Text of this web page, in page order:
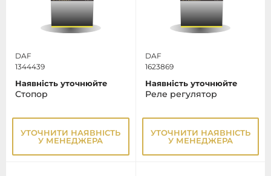
DAF
1344439
Наявність уточнюйте
Стопор
УТОЧНИТИ НАЯВНІСТЬ
У МЕНЕДЖЕРА
DAF
1623869
Наявність уточнюйте
Реле регулятор
УТОЧНИТИ НАЯВНІСТЬ
У МЕНЕДЖЕРА